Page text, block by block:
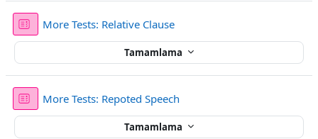
More Tests: Relative ClauseSınav
Tamamlama
More Tests: Repoted Speech
Tamamlama